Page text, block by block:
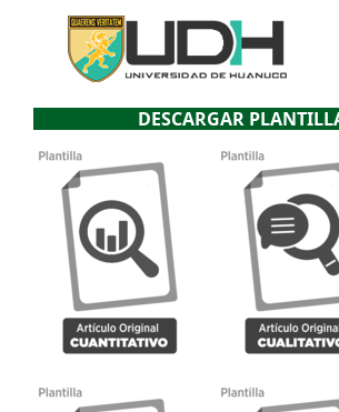
DESCARGAR